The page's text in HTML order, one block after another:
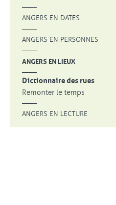
ANGERS EN DATES
ANGERS EN PERSONNES
ANGERS EN LIEUX
Dictionnaire des rues
Remonter le temps
ANGERS EN LECTURE